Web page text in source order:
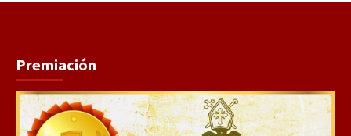
Premiación